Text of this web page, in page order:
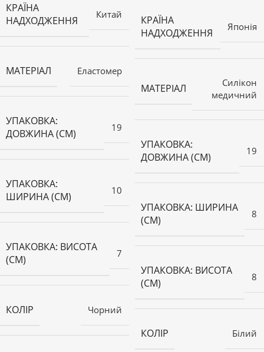
КРАЇНА
НАДХОДЖЕННЯ
Китай
МАТЕРІАЛ Еластомер
УПАКОВКА:
ДОВЖИНА (СМ)
19
УПАКОВКА:
ШИРИНА (СМ)
10
УПАКОВКА: ВИСОТА
(СМ)
7
КОЛІР Чорний
КРАЇНА
НАДХОДЖЕННЯ
Японія
МАТЕРІАЛ
Силікон
медичний
УПАКОВКА:
ДОВЖИНА (СМ)
19
УПАКОВКА: ШИРИНА
(СМ)
8
УПАКОВКА: ВИСОТА
(СМ)
8
КОЛІР Білий